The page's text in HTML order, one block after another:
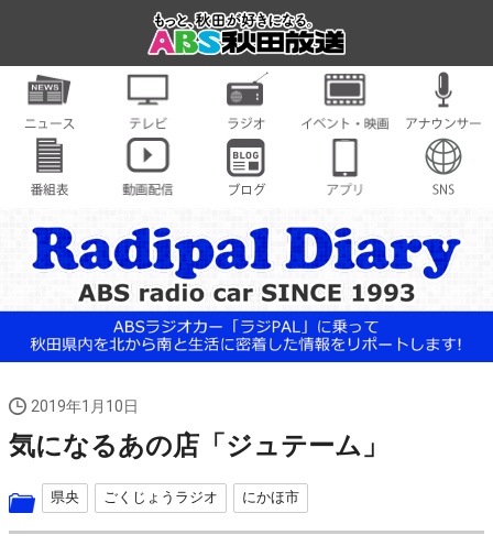
2019年1月10日
気になるあの店「ジュテーム」
県央 ごくじょうラジオ にかほ市